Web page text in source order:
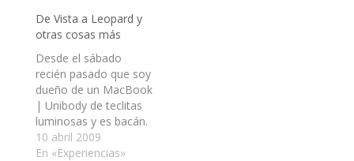
Actualización: el feed
se lee con todas las
tildes mal. ¡Carajo!
SÃƒÂ­, todo estÃƒÂ¡
desordenado. Se
perdieron las tildes
(necesito de…
De Vista a Leopard y
otras cosas más
Desde el sábado
recién pasado que soy
dueño de un MacBook
| Unibody de teclitas
luminosas y es bacán.
Tiene todo bien
hechito, bien UNIX,
10 abril 2009
En «Experiencias»